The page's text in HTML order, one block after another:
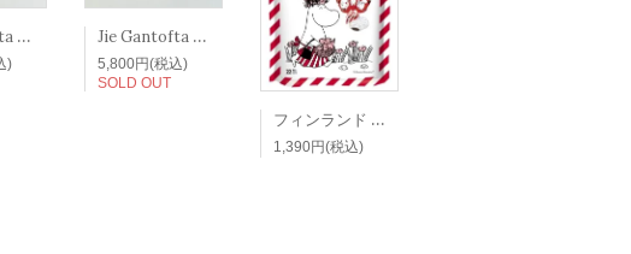
Jie Gantofta ジィ・ガントフタ スウェーデン 陶板 ヴィンテージ 鳥 バード 壁かけ
)
Jie Gantofta ジィ・ガントフタ スウェーデン 陶板 ヴィンテージ 鳥 バード 鶴 クレーン 壁かけ
5,800円(税込)
SOLD OUT
フィンランド ムーミン マリアンヌ キャンディー Marianne ファッツェル Fazer 北欧 お菓子 飴
1,390円(税込)